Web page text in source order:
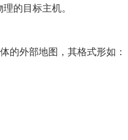
的目标主机。
的外部地图，其格式形如：